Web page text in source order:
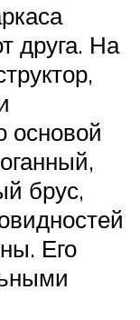
друга. На
основой
брус,
Его